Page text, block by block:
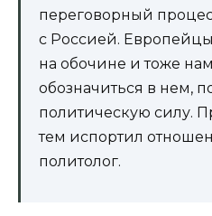
переговорный
с Россией. Европейцы
на обочине и тоже
обозначиться в нем,
политическую силу.
тем испортил
политолог.